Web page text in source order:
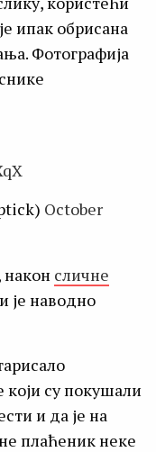
ипак обрисана
Фотографија
October
након сличне
је наводно
који су покушали
и да је на
плаћеник неке